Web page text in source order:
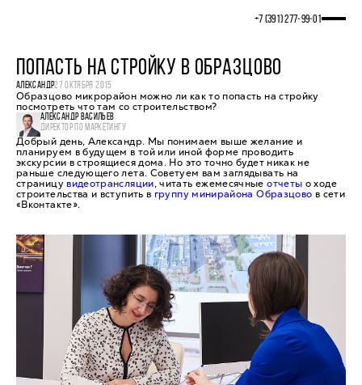
+7 (391) 277‒99‒01
ПОПАСТЬ НА СТРОЙКУ В ОБРАЗЦОВО
АЛЕКСАНДР27 ОКТЯБРЯ 2015
Образцово микрорайон можно ли как то попасть на стройку
посмотреть что там со строительством?
АЛЕКСАНДР ВАСИЛЬЕВ
ДИРЕКТОР ПО МАРКЕТИНГУ
Добрый день, Александр. Мы понимаем выше желание и
планируем в будущем в той или иной форме проводить
экскурсии в строящиеся дома. Но это точно будет никак не
раньше следующего лета. Советуем вам заглядывать на
страницу видеотрансляции, читать ежемесячныеотчеты о ходе
строительства и вступить в группу минирайона Образцово в сети
«Вконтакте».